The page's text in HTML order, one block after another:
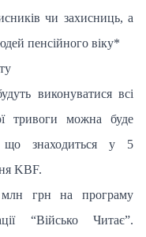
чи захисниць, а
пенсійного віку*
виконуватися всі
тривоги можна буде
що знаходиться у 5
KBF.
грн на програму
“Військо Читає”.